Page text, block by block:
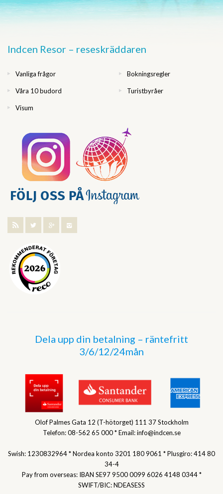
Indcen Resor – reseskräddaren
Vanliga frågor Bokningsregler
Våra 10 budord Turistbyråer
Visum
Dela upp din betalning – räntefritt
3/6/12/24mån
Olof Palmes Gata 12 (T-hötorget) 111 37 Stockholm
Telefon: 08-562 65 000 * Email: info@indcen.se
Swish: 1230832964 * Nordea konto 3201 180 9061 * Plusgiro: 414 80
34-4
Pay from overseas: IBAN SE97 9500 0099 6026 4148 0344 *
SWIFT/BIC: NDEASESS